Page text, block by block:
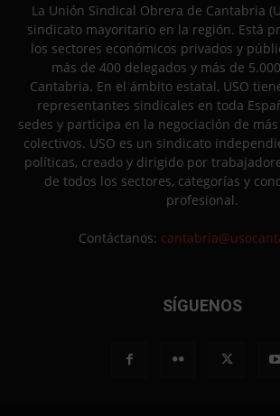
La Unión Sindical Obrera de Cantabria
sindicato mayoritario en la región. Está
los sectores económicos privados y
más de 400 delegados y más de
Cantabria. En el ámbito estatal, USO
representantes sindicales en toda
sedes y participa en la negociación de
colectivos. USO es un sindicato
políticas, creado y dirigido por
de todos los sectores, categorías y
profesional.
Contáctanos:
SÍGUENOS